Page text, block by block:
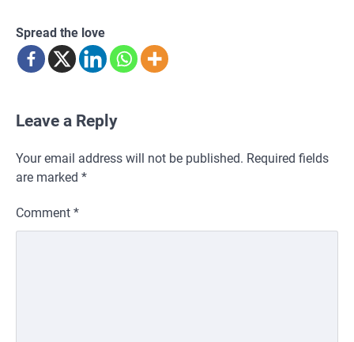
Spread the love
Leave a Reply
Your email address will not be published. Required fields
are marked *
Comment *